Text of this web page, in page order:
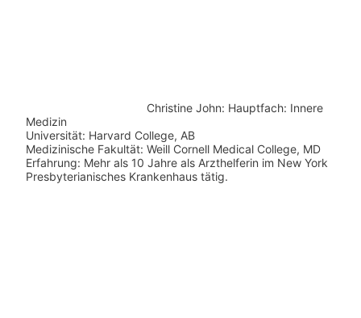
Christine John: Hauptfach: Innere
Medizin
Universität: Harvard College, AB
Medizinische Fakultät: Weill Cornell Medical College, MD
Erfahrung: Mehr als 10 Jahre als Arzthelferin im New York
Presbyterianisches Krankenhaus tätig.